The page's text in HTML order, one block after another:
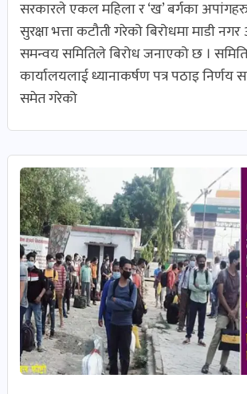
सरकारले एकल महिला र ‘ख’ बर्गका
सुरक्षा भत्ता कटौती गरेको बिरोधमा माडी
समन्वय समितिले बिरोध जनाएको छ ।
कार्यालयलाई ध्यानाकर्षण पत्र पठाइ निर्णय
समेत गरेको